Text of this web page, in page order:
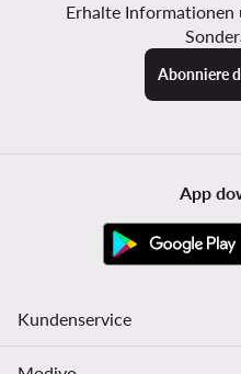
Erhalte Informationen
Abonniere
App
Kundenservice